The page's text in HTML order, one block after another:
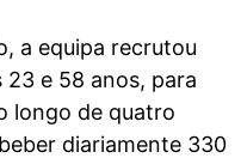
a equipa recrutou
23 e 58 anos, para
longo de quatro
diariamente 330